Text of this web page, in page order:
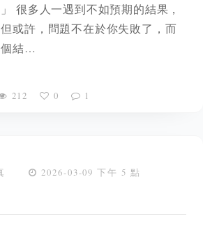
很多人一遇到不如預期的結果，
或許，問題不在於你失敗了，而
個結…
212 0 1
2026-03-09 下午 5 點